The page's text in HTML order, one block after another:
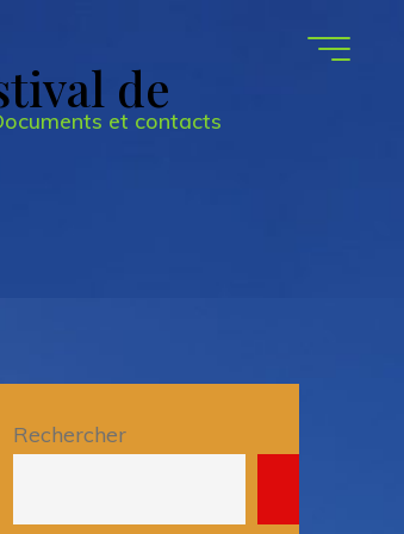
et contacts
de
Rechercher